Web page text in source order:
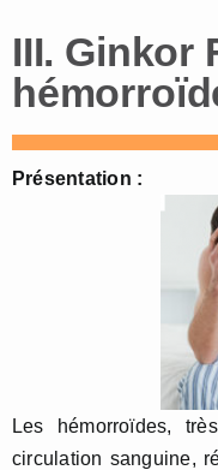
III. Ginkor
Présentation :
Les hémorroïdes,
circulation sanguine,